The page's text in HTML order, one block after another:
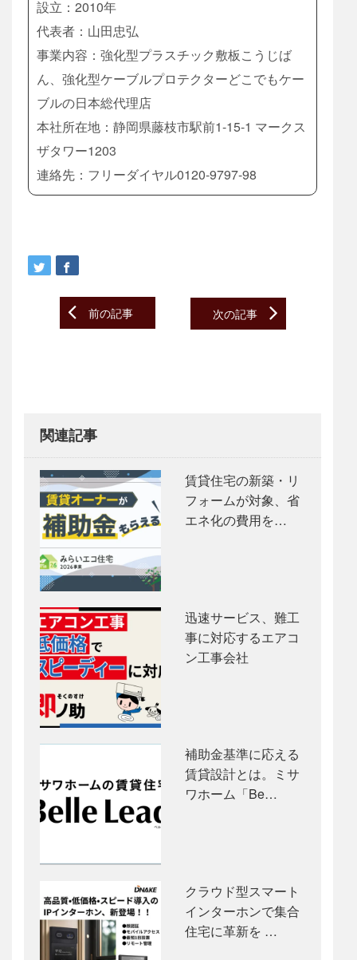
設立：2010年
代表者：山田忠弘
事業内容：強化型プラスチック敷板こうじば
ん、強化型ケーブルプロテクターどこでもケー
ブルの日本総代理店
本社所在地：静岡県藤枝市駅前1-15-1 マークス
ザタワー1203
連絡先：フリーダイヤル0120-9797-98
Post
navigation
前の記事 次の記事
関連記事
賃貸住宅の新築・リ
フォームが対象、省
エネ化の費用を…
迅速サービス、難工
事に対応するエアコ
ン工事会社
補助金基準に応える
賃貸設計とは。ミサ
ワホーム「Be…
クラウド型スマート
インターホンで集合
住宅に革新を …